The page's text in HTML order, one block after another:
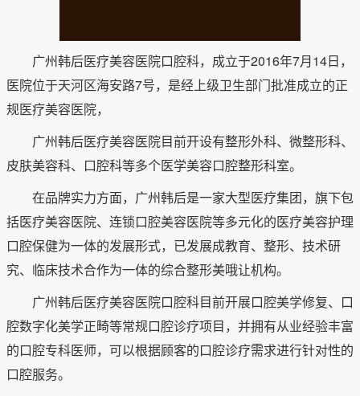
广州韩后医疗美容医院口腔科，成立于2016年7月14日，
医院位于天河区海安路7号，是经上级卫生部门批准成立的正
规医疗美容医院，
广州韩后医疗美容医院目前开设有整形外科、微整形科、
皮肤美容科、口腔科等多个医学美容口腔整形科室。
在品牌实力方面，广州韩后是一家大型医疗集团，旗下包
括医疗美容医院、连锁口腔美容医院等多元化的医疗美容护理
口腔保健为一体的发展形式，已发展成教育、整形、技术研
究、临床技术合作为一体的综合整形美哦让机构。
广州韩后医疗美容医院口腔科目前开展口腔美学修复、口
腔数字化美学正畸等常规口腔诊疗项目，并拥有从业经验丰富
的口腔专科医师，可以根据顾客的口腔诊疗需求进行针对性的
口腔服务。